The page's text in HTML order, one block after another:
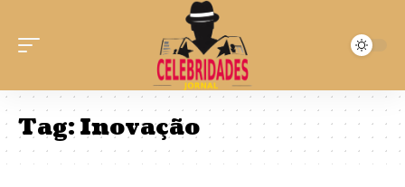
Tag:Inovação